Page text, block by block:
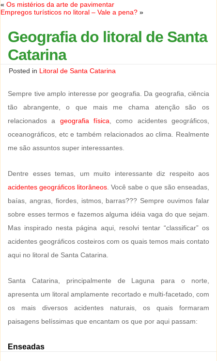
« Os mistérios da arte de pavimentar
Empregos turísticos no litoral – Vale a pena? »
Geografia do litoral de Santa
Catarina
Posted in Litoral de Santa Catarina
Sempre tive amplo interesse por geografia. Da geografia, ciência
tão abrangente, o que mais me chama atenção são os
relacionados a geografia física, como acidentes geográficos,
oceanográficos, etc e também relacionados ao clima. Realmente
me são assuntos super interessantes.
Dentre esses temas, um muito interessante diz respeito aos
acidentes geográficos litorâneos. Você sabe o que são enseadas,
baías, angras, fiordes, istmos, barras??? Sempre ouvimos falar
sobre esses termos e fazemos alguma idéia vaga do que sejam.
Mas inspirado nesta página aqui, resolvi tentar “classificar” os
acidentes geográficos costeiros com os quais temos mais contato
aqui no litoral de Santa Catarina.
Santa Catarina, principalmente de Laguna para o norte,
apresenta um litoral amplamente recortado e multi-facetado, com
os mais diversos acidentes naturais, os quais formaram
paisagens belíssimas que encantam os que por aqui passam:
Enseadas